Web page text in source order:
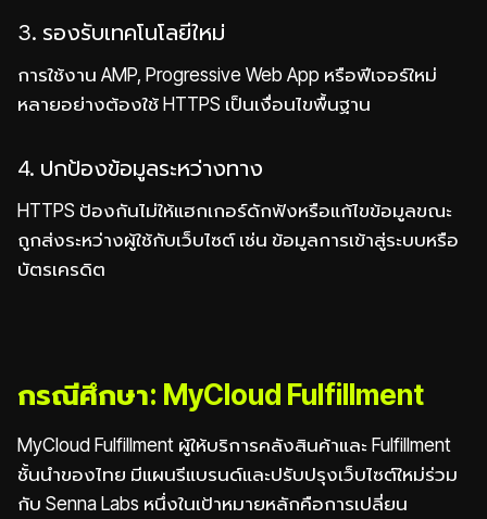
3. รองรับเทคโนโลยีใหม่
การใช้งาน AMP, Progressive Web App หรือฟีเจอร์ใหม่
หลายอย่างต้องใช้ HTTPS เป็นเงื่อนไขพื้นฐาน
4. ปกป้องข้อมูลระหว่างทาง
HTTPS ป้องกันไม่ให้แฮกเกอร์ดักฟังหรือแก้ไขข้อมูลขณะ
ถูกส่งระหว่างผู้ใช้กับเว็บไซต์ เช่น ข้อมูลการเข้าสู่ระบบหรือ
บัตรเครดิต
กรณีศึกษา: MyCloud Fulfillment
MyCloud Fulfillment ผู้ให้บริการคลังสินค้าและ Fulfillment
ชั้นนำของไทย มีแผนรีแบรนด์และปรับปรุงเว็บไซต์ใหม่ร่วม
กับ Senna Labs หนึ่งในเป้าหมายหลักคือการเปลี่ยน